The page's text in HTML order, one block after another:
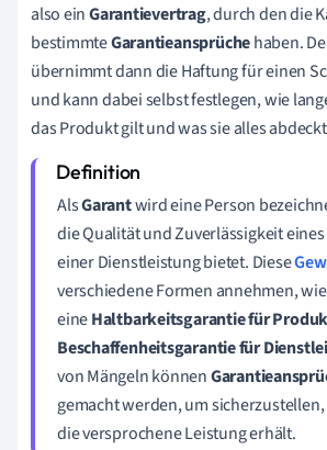
also einGarantievertrag, durch den die
bestimmteGarantieansprüchehaben.
übernimmt dann die Haftung für einen
und kann dabei selbst festlegen, wie
das Produkt gilt und was sie alles
AlsGarantwird eine Person
die Qualität und Zuverlässigkeit
einer Dienstleistung bietet. Diese
verschiedene Formen annehmen,
eineHaltbarkeitsgarantie für
Beschaffenheitsgarantie für
von Mängeln können
gemacht werden, um
die versprochene Leistung erhält.